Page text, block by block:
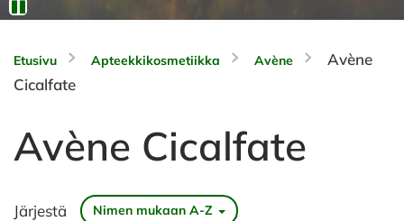
Etusivu Apteekkikosmetiikka Avène
Avène
Cicalfate
Avène Cicalfate
Järjestä Nimen mukaan A-Z